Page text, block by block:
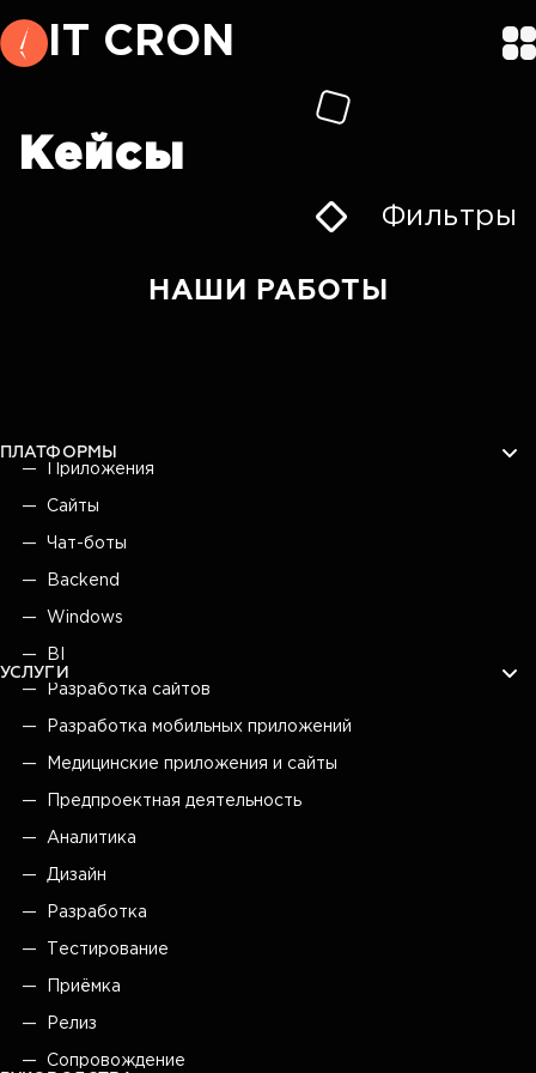
IT CRON
Кейсы
Фильтры
НАШИ РАБОТЫ
ПЛАТФОРМЫ
Приложения
Сайты
Чат-боты
Backend
Windows
BI
УСЛУГИ
Разработка сайтов
Разработка мобильных приложений
Медицинские приложения и сайты
Предпроектная деятельность
Аналитика
Дизайн
Разработка
Тестирование
Приёмка
Релиз
Сопровождение